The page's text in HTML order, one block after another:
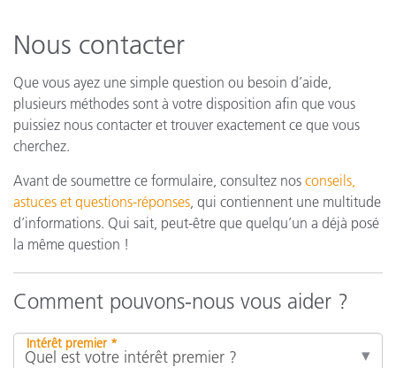
Nous contacter
Que vous ayez une simple question ou besoin d’aide,
plusieurs méthodes sont à votre disposition afin que vous
puissiez nous contacter et trouver exactement ce que vous
cherchez.
Avant de soumettre ce formulaire, consultez nos conseils,
astuces et questions-réponses, qui contiennent une multitude
d’informations. Qui sait, peut-être que quelqu’un a déjà posé
la même question !
Comment pouvons-nous vous aider ?
Intérêt premier *